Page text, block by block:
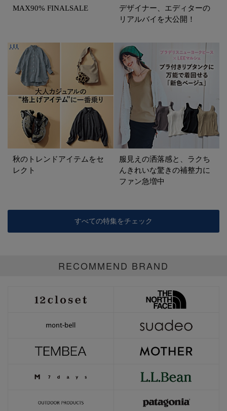
MAX90% FINALSALE
デザイナー、エディターの
リアルバイを大公開！
秋のトレンドアイテムをセ
レクト
服見えの洒落感と、ラクち
んきれいな驚きの補整力に
ファン急増中
すべての特集をチェック
RECOMMEND BRAND